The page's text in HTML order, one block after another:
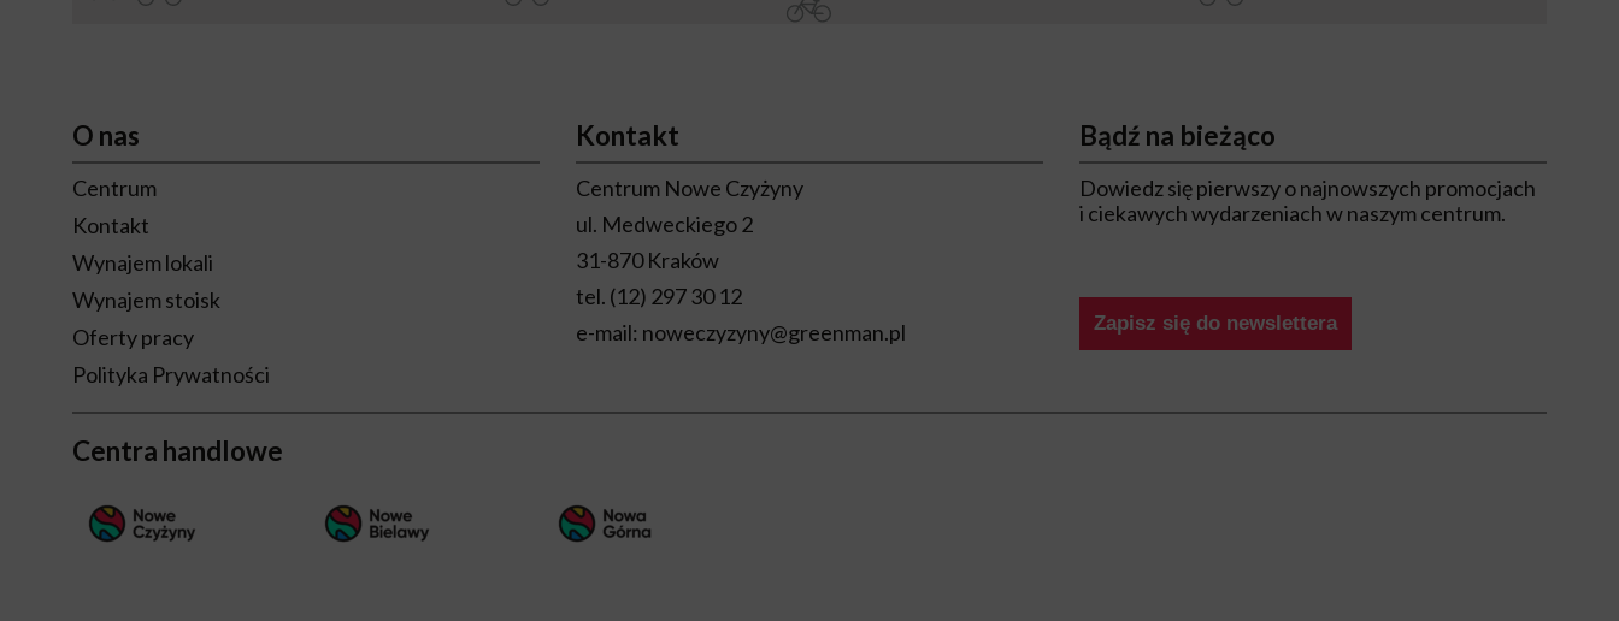
O nas
Centrum
Kontakt
Wynajem lokali
Wynajem stoisk
Oferty pracy
Polityka Prywatności
Kontakt
Centrum Nowe Czyżyny
ul. Medweckiego 2
31-870 Kraków
tel. (12) 297 30 12
e-mail: noweczyzyny@greenman.pl
Bądź na bieżąco
Dowiedz się pierwszy o najnowszych promocjach
i ciekawych wydarzeniach w naszym centrum.
Zapisz się do newslettera
Centra handlowe